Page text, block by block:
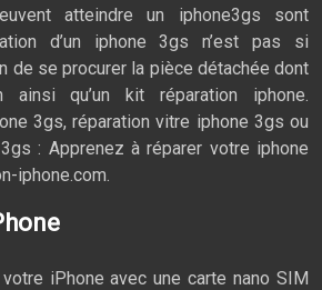
atteindre un iphone3gs sont
d’un iphone 3gs n’est pas si
de se procurer la pièce détachée dont
ainsi qu’un kit réparation iphone.
3gs, réparation vitre iphone 3gs ou
: Apprenez à réparer votre iphone
iphone.com.
iPhone avec une carte nano SIM